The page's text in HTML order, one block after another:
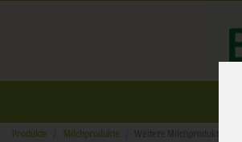
Produkte Milchprodukte